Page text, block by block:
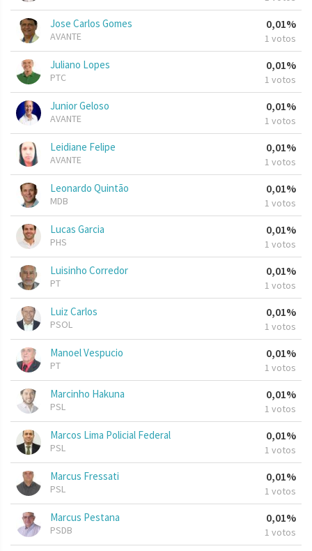
Jose Carlos Gomes
AVANTE
0,01%
1 votos
Juliano Lopes
PTC
0,01%
1 votos
Junior Geloso
AVANTE
0,01%
1 votos
Leidiane Felipe
AVANTE
0,01%
1 votos
Leonardo Quintão
MDB
0,01%
1 votos
Lucas Garcia
PHS
0,01%
1 votos
Luisinho Corredor
PT
0,01%
1 votos
Luiz Carlos
PSOL
0,01%
1 votos
Manoel Vespucio
PT
0,01%
1 votos
Marcinho Hakuna
PSL
0,01%
1 votos
Marcos Lima Policial Federal
PSL
0,01%
1 votos
Marcus Fressati
PSL
0,01%
1 votos
Marcus Pestana
PSDB
0,01%
1 votos